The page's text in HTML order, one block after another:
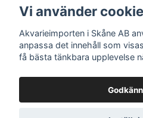
28234
Org.nr:
Vi använder
Akvarieimporten i Skåne AB
anpassa det innehåll som
få bästa tänkbara upplevelse